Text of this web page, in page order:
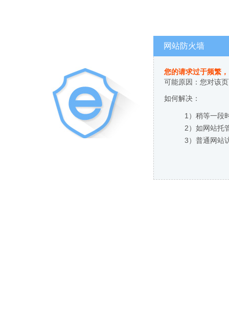
网站防火墙
您的请求过于频繁
可能原因：您对该
如何解决：
1）稍等一段
2）如网站托
3）普通网站